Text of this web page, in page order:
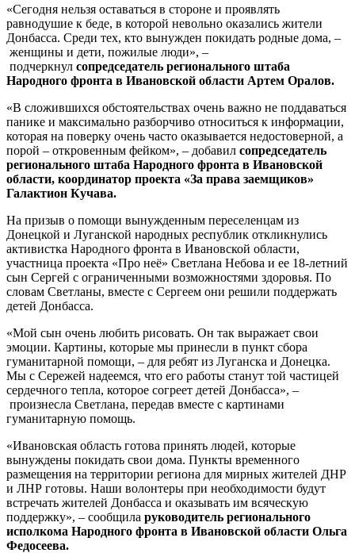
«Сегодня нельзя оставаться в стороне и проявлять
равнодушие к беде, в которой невольно оказались жители
Донбасса. Среди тех, кто вынужден покидать родные дома, –
женщины и дети, пожилые люди», –
подчеркнул сопредседатель регионального штаба
Народного фронта в Ивановской области Артем Оралов.
«В сложившихся обстоятельствах очень важно не поддаваться
панике и максимально разборчиво относиться к информации,
которая на поверку очень часто оказывается недостоверной, а
порой – откровенным фейком», – добавил сопредседатель
регионального штаба Народного фронта в Ивановской
области, координатор проекта «За права заемщиков»
Галактион Кучава.
На призыв о помощи вынужденным переселенцам из
Донецкой и Луганской народных республик откликнулись
активистка Народного фронта в Ивановской области,
участница проекта «Про неё» Светлана Небова и ее 18-летний
сын Сергей с ограниченными возможностями здоровья. По
словам Светланы, вместе с Сергеем они решили поддержать
детей Донбасса.
«Мой сын очень любить рисовать. Он так выражает свои
эмоции. Картины, которые мы принесли в пункт сбора
гуманитарной помощи, – для ребят из Луганска и Донецка.
Мы с Сережей надеемся, что его работы станут той частицей
сердечного тепла, которое согреет детей Донбасса», –
произнесла Светлана, передав вместе с картинами
гуманитарную помощь.
«Ивановская область готова принять людей, которые
вынуждены покидать свои дома. Пункты временного
размещения на территории региона для мирных жителей ДНР
и ЛНР готовы. Наши волонтеры при необходимости будут
встречать жителей Донбасса и оказывать им всяческую
поддержку», – сообщила руководитель регионального
исполкома Народного фронта в Ивановской области Ольга
Федосеева.